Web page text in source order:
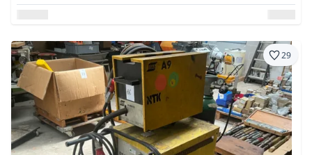
29